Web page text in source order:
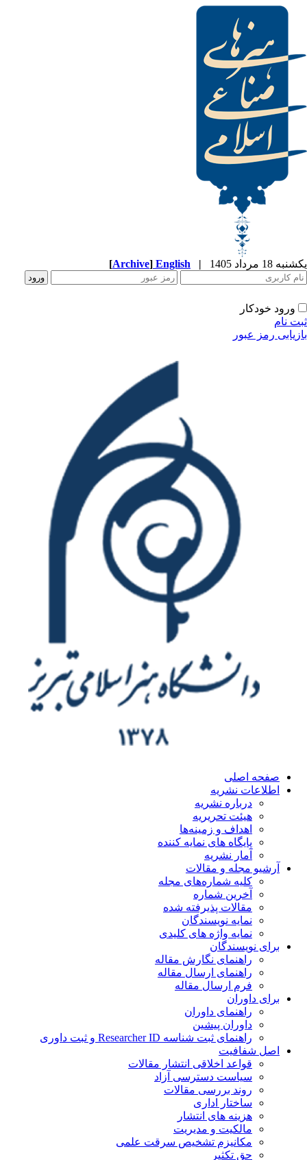
|
English
[ Archive
عبور
اصلی
نشریه
درباره نشریه
هیئت تحریریه
اهداف و زمینه‌ها
پایگاه های نمایه کننده
آمار نشریه
مجله و مقالات
کلیه شماره‌های مجله
آخرین شماره
مقالات پذیرفته شده
نمایه نویسندگان
نمایه واژه های کلیدی
نویسندگان
راهنمای نگارش مقاله
راهنمای ارسال مقاله
فرم ارسال مقاله
داوران
راهنمای داوران
داوران پیشین
راهنمای ثبت شناسه Researcher ID و ثبت داوری
شفافیت
قواعد اخلاقی انتشار مقالات
سیاست دسترسی آزاد
روند بررسی مقالات
ساختار اداری
هزینه های انتشار
مالکیت و مدیریت
ﻣﮑﺎﻧﯿﺰم ﺗﺸﺨﯿﺺ ﺳﺮﻗﺖ ﻋﻠﻤﯽ
حق تکثیر